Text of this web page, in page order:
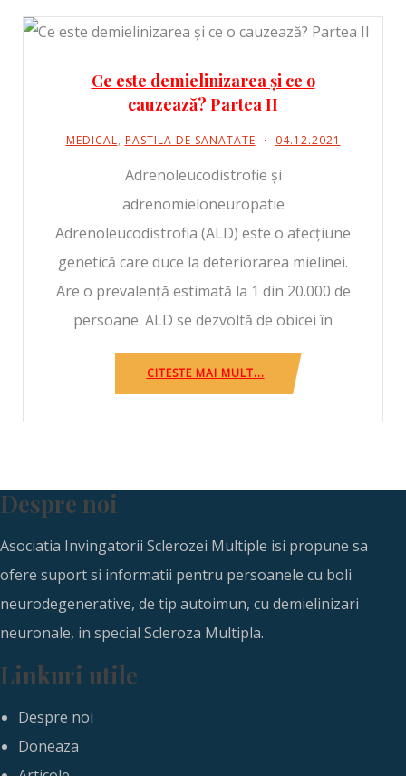
Ce este demielinizarea și ce o
cauzează? Partea II
MEDICAL, PASTILA DE SANATATE 04.12.2021
Adrenoleucodistrofie și
adrenomieloneuropatie
Adrenoleucodistrofia (ALD) este o afecțiune
genetică care duce la deteriorarea mielinei.
Are o prevalență estimată la 1 din 20.000 de
persoane. ALD se dezvoltă de obicei în
CITESTE MAI MULT...
Despre noi
Asociatia Invingatorii Sclerozei Multiple isi propune sa
ofere suport si informatii pentru persoanele cu boli
neurodegenerative, de tip autoimun, cu demielinizari
neuronale, in special Scleroza Multipla.
Linkuri utile
Despre noi
Doneaza